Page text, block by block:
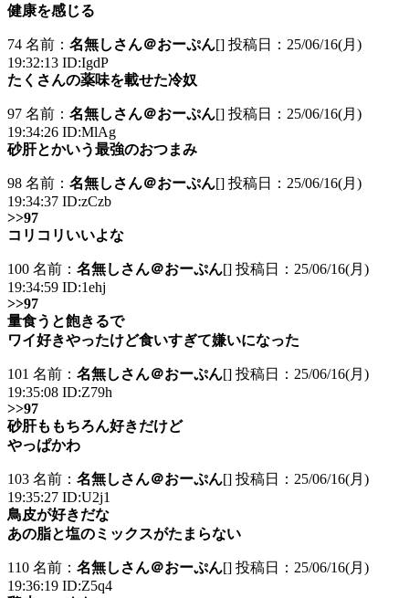
健康を感じる
74 名前： 名無しさん＠おーぷん[] 投稿日：25/06/16(月)
19:32:13 ID:IgdP
たくさんの薬味を載せた冷奴
97 名前： 名無しさん＠おーぷん[] 投稿日：25/06/16(月)
19:34:26 ID:MlAg
砂肝とかいう最強のおつまみ
98 名前： 名無しさん＠おーぷん[] 投稿日：25/06/16(月)
19:34:37 ID:zCzb
>>97
コリコリいいよな
100 名前： 名無しさん＠おーぷん[] 投稿日：25/06/16(月)
19:34:59 ID:1ehj
>>97
量食うと飽きるで
ワイ好きやったけど食いすぎて嫌いになった
101 名前： 名無しさん＠おーぷん[] 投稿日：25/06/16(月)
19:35:08 ID:Z79h
>>97
砂肝ももちろん好きだけど
やっぱかわ
103 名前： 名無しさん＠おーぷん[] 投稿日：25/06/16(月)
19:35:27 ID:U2j1
鳥皮が好きだな
あの脂と塩のミックスがたまらない
110 名前： 名無しさん＠おーぷん[] 投稿日：25/06/16(月)
19:36:19 ID:Z5q4